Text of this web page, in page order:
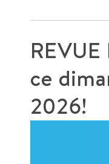
REVUE
ce
2026!